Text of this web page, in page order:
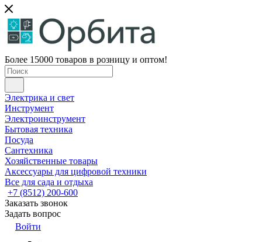
Более 15000 товаров в розницу и оптом!
Электрика и свет
Инструмент
Электроинструмент
Бытовая техника
Посуда
Сантехника
Хозяйственные товары
Аксессуары для цифровой техники
Все для сада и отдыха
+7 (8512) 200-600
Заказать звонок
Задать вопрос
Войти